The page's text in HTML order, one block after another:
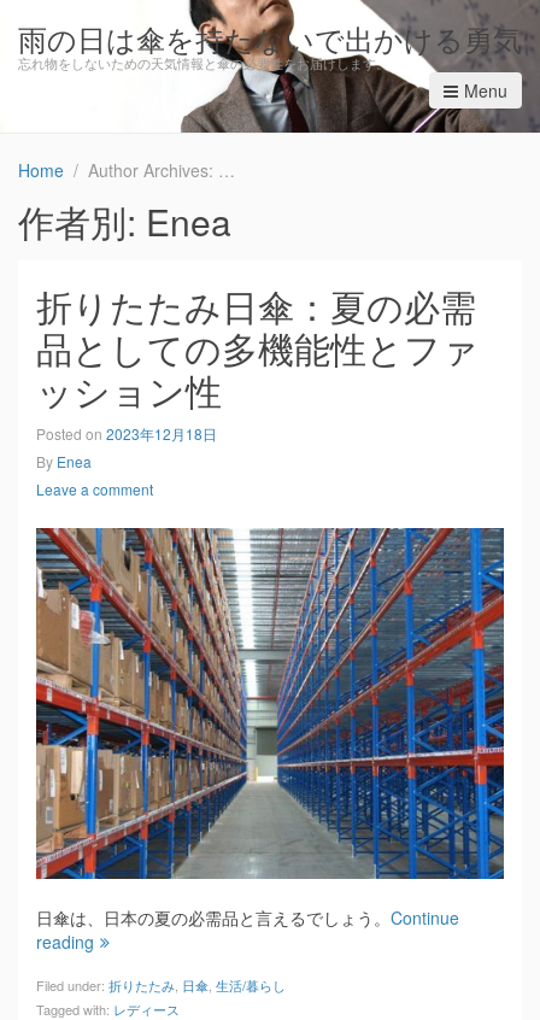
雨の日は傘を持たないで出かける勇気
忘れ物をしないための天気情報と傘の必要性をお届けします。
Menu
Home Author Archives: Enea
作者別: Enea
折りたたみ日傘：夏の必需
品としての多機能性とファ
ッション性
Posted on 2023年12月18日
By Enea
Leave a comment
日傘は、日本の夏の必需品と言えるでしょう。 Continue
reading
Filed under: 折りたたみ 日傘 生活/暮らし
Tagged with: レディース